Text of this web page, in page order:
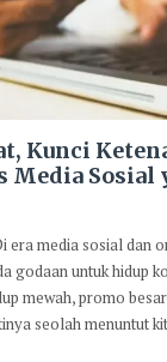
Kunci
Media Sosial
era media sosial dan
godaan untuk hidup
mewah, promo
seolah menuntut